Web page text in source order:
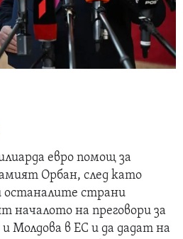
евро помощ за
Орбан, след като
останалите страни
началото на преговори за
Молдова в ЕС и да дадат на